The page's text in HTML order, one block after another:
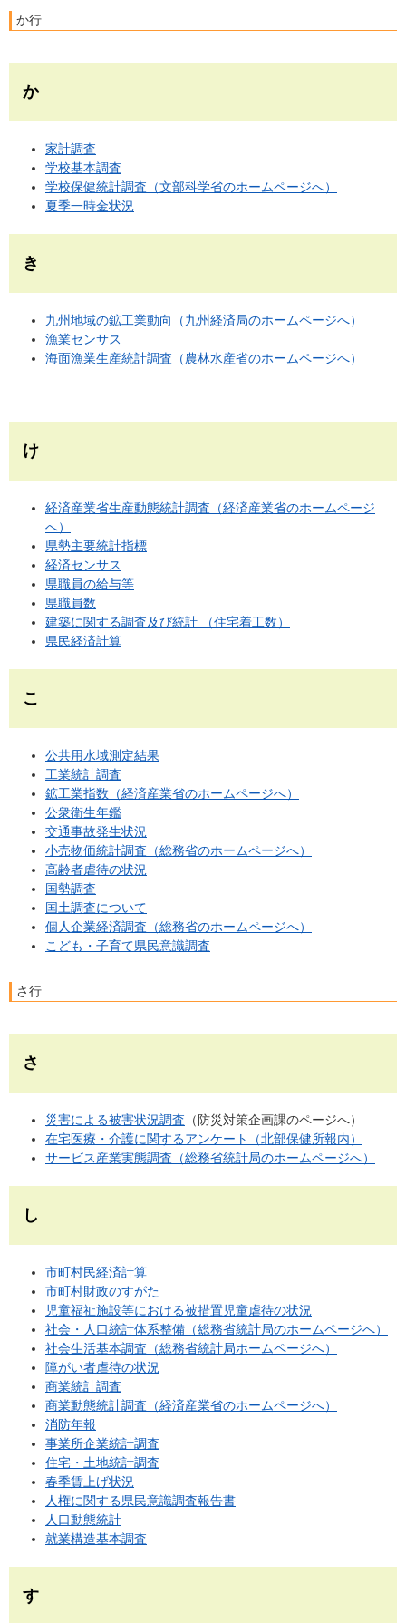
か行
か
家計調査
学校基本調査
学校保健統計調査（文部科学省のホームページへ）
夏季一時金状況
き
九州地域の鉱工業動向（九州経済局のホームページへ）
漁業センサス
海面漁業生産統計調査（農林水産省のホームページへ）
け
経済産業省生産動態統計調査（経済産業省のホームページ
へ）
県勢主要統計指標
経済センサス
県職員の給与等
県職員数
建築に関する調査及び統計 （住宅着工数）
県民経済計算
こ
公共用水域測定結果
工業統計調査
鉱工業指数（経済産業省のホームページへ）
公衆衛生年鑑
交通事故発生状況
小売物価統計調査（総務省のホームページへ）
高齢者虐待の状況
国勢調査
国土調査について
個人企業経済調査（総務省のホームページへ）
こども・子育て県民意識調査
さ行
さ
災害による被害状況調査 （防災対策企画課のページへ）
在宅医療・介護に関するアンケート（北部保健所報内）
サービス産業実態調査（総務省統計局のホームページへ）
し
市町村民経済計算
市町村財政のすがた
児童福祉施設等における被措置児童虐待の状況
社会・人口統計体系整備（総務省統計局のホームページへ）
社会生活基本調査（総務省統計局ホームページへ）
障がい者虐待の状況
商業統計調査
商業動態統計調査（経済産業省のホームページへ）
消防年報
事業所企業統計調査
住宅・土地統計調査
春季賃上げ状況
人権に関する県民意識調査報告書
人口動態統計
就業構造基本調査
す